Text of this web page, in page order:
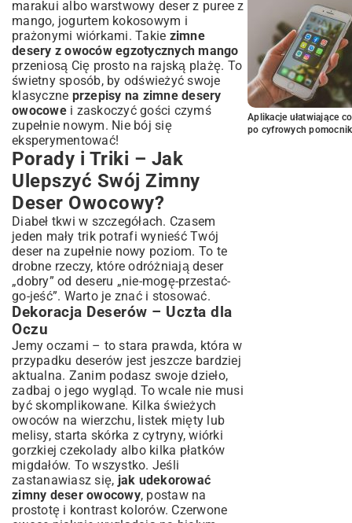
marakui albo warstwowy deser z puree z
mango, jogurtem kokosowym i
prażonymi wiórkami. Takie zimne
desery z owoców egzotycznych mango
przeniosą Cię prosto na rajską plażę. To
świetny sposób, by odświeżyć swoje
klasyczne przepisy na zimne desery
owocowei zaskoczyć gości czymś
zupełnie nowym. Nie bój się
eksperymentować!
Porady i Triki – Jak
Ulepszyć Swój Zimny
Deser Owocowy?
Diabeł tkwi w szczegółach. Czasem
jeden mały trik potrafi wynieść Twój
deser na zupełnie nowy poziom. To te
drobne rzeczy, które odróżniają deser
„dobry” od deseru „nie-mogę-przestać-
go-jeść”. Warto je znać i stosować.
Dekoracja Deserów – Uczta dla
Oczu
Jemy oczami – to stara prawda, która w
przypadku deserów jest jeszcze bardziej
aktualna. Zanim podasz swoje dzieło,
zadbaj o jego wygląd. To wcale nie musi
być skomplikowane. Kilka świeżych
owoców na wierzchu, listek mięty lub
melisy, starta skórka z cytryny, wiórki
gorzkiej czekolady albo kilka płatków
migdałów. To wszystko. Jeśli
zastanawiasz się, jak udekorować
zimny deser owocowy, postaw na
prostotę i kontrast kolorów. Czerwone
Aplikacje ułatwiające
po cyfrowych